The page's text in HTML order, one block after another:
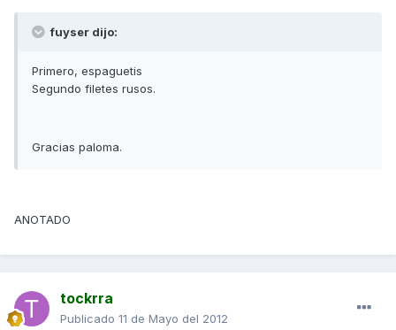
fuyser dijo:
Primero, espaguetis
Segundo filetes rusos.
Gracias paloma.
ANOTADO
tockrra
Publicado 11 de Mayo del 2012